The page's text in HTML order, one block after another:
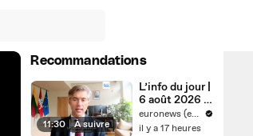
Recommandations
11:30 | À suivre
L’info du jour |
6 août 2026 -
Soir
euronews (en français)
il y a 17 heures